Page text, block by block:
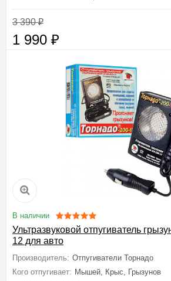
3 390₽
1 990 ₽
В наличии
Ультразвуковой отпугиватель
12 для авто
Производитель: Отпугиватели Торнадо
Кого отпугивает: Мышей, Крыс, Грызунов